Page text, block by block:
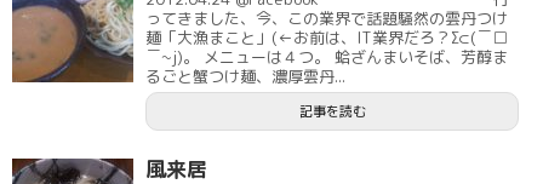
ってきました、今、この業界で話題騒然の雲丹つけ
麺「大漁まこと」(←お前は、IT業界だろ？Σ⊂(￣□
￣~j)。 メニューは４つ。 蛤ざんまいそば、芳醇ま
るごと蟹つけ麺、濃厚雲丹...
記事を読む
風来居